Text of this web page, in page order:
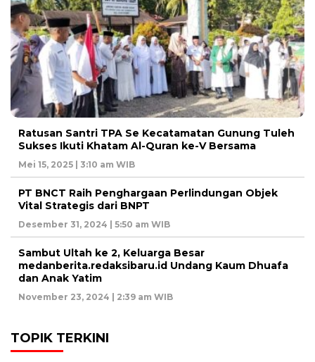
Ratusan Santri TPA Se Kecatamatan Gunung Tuleh
Sukses Ikuti Khatam Al-Quran ke-V Bersama
Mei 15, 2025 | 3:10 am WIB
PT BNCT Raih Penghargaan Perlindungan Objek
Vital Strategis dari BNPT
Desember 31, 2024 | 5:50 am WIB
Sambut Ultah ke 2, Keluarga Besar
medanberita.redaksibaru.id Undang Kaum Dhuafa
dan Anak Yatim
November 23, 2024 | 2:39 am WIB
TOPIK TERKINI